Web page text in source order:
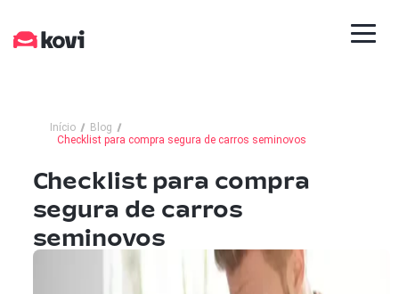
Início
Blog
Checklist para compra segura de carros seminovos
Checklist para compra
segura de carros
seminovos